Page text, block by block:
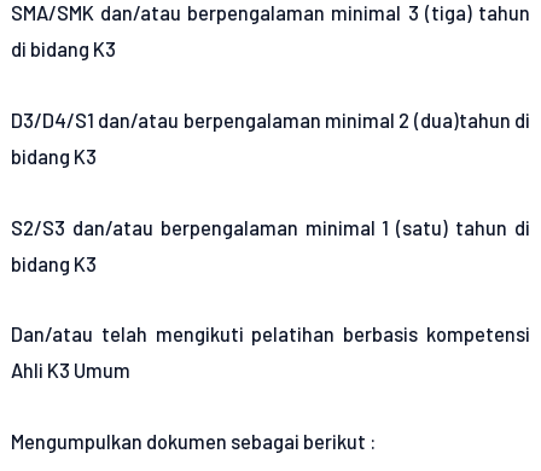
SMA/SMK dan/atau berpengalaman minimal 3 (tiga) tahun
di bidang K3
D3/D4/S1 dan/atau berpengalaman minimal 2 (dua)tahun di
bidang K3
S2/S3 dan/atau berpengalaman minimal 1 (satu) tahun di
bidang K3
Dan/atau telah mengikuti pelatihan berbasis kompetensi
Ahli K3 Umum
Mengumpulkan dokumen sebagai berikut :